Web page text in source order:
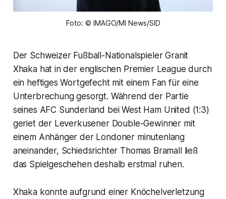
Foto: © IMAGO/MI News/SID
Der Schweizer Fußball-Nationalspieler Granit
Xhaka hat in der englischen Premier League durch
ein heftiges Wortgefecht mit einem Fan für eine
Unterbrechung gesorgt. Während der Partie
seines AFC Sunderland bei West Ham United (1:3)
geriet der Leverkusener Double-Gewinner mit
einem Anhänger der Londoner minutenlang
aneinander, Schiedsrichter Thomas Bramall ließ
das Spielgeschehen deshalb erstmal ruhen.
Xhaka konnte aufgrund einer Knöchelverletzung